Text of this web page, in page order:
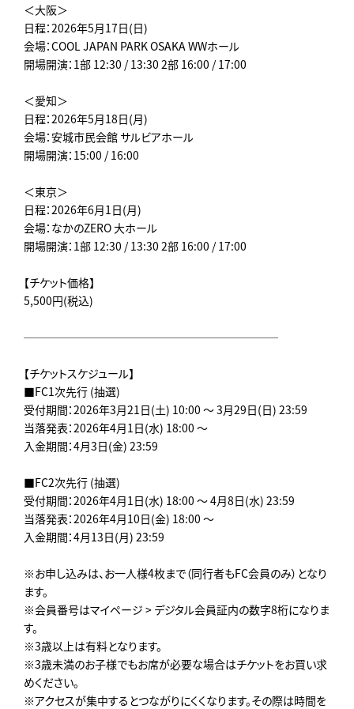
＜大阪＞
日程：2026年5月17日(日)
会場：COOL JAPAN PARK OSAKA WWホール
開場開演：1部 12:30 / 13:30 2部 16:00 / 17:00
＜愛知＞
日程：2026年5月18日(月)
会場：安城市民会館 サルビアホール
開場開演：15:00 / 16:00
＜東京＞
日程：2026年6月1日(月)
会場：なかのZERO 大ホール
開場開演：1部 12:30 / 13:30 2部 16:00 / 17:00
【チケット価格】
5,500円(税込)
───────────────────────
【チケットスケジュール】
■FC1次先行 (抽選)
受付期間：2026年3月21日(土) 10:00 ～ 3月29日(日) 23:59
当落発表：2026年4月1日(水) 18:00 ～
入金期間：4月3日(金) 23:59
■FC2次先行 (抽選)
受付期間：2026年4月1日(水) 18:00 ～ 4月8日(水) 23:59
当落発表：2026年4月10日(金) 18:00 ～
入金期間：4月13日(月) 23:59
※お申し込みは、お一人様4枚まで（同行者もFC会員のみ）となり
ます。
※会員番号はマイページ > デジタル会員証内の数字8桁になりま
す。
※3歳以上は有料となります。
※3歳未満のお子様でもお席が必要な場合はチケットをお買い求
めください。
※アクセスが集中するとつながりにくくなります。その際は時間を